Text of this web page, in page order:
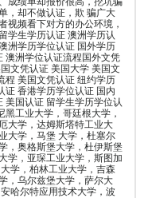
，却不做认证，欺 骗广大
视频看下对方的办公环境，
学生学历认证 澳洲学历认
洲学历学位认证 国外学历
澳洲学位认证流程国外文凭
文凭认证 美国大学 美国文
程 美国文凭认证 纽约学历
证 香港学历学位认证 国内
美国认证 留学生学历学位认
工业大学，哥廷根大学，
大学，达姆斯塔特工业大
大学，马堡 大学，杜塞尔
，奥格斯堡大学，杜伊斯堡
学，亚琛工业大学，斯图加
学，柏林工业大学，吉森
，乌尔兹堡大学，萨尔大
哈尔特应用技术大学，波